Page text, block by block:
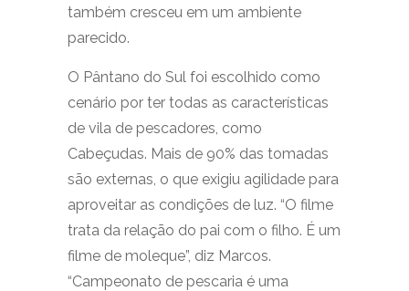
também cresceu em um ambiente
parecido.
O Pântano do Sul foi escolhido como
cenário por ter todas as características
de vila de pescadores, como
Cabeçudas. Mais de 90% das tomadas
são externas, o que exigiu agilidade para
aproveitar as condições de luz. “O filme
trata da relação do pai com o filho. É um
filme de moleque”, diz Marcos.
“Campeonato de pescaria é uma